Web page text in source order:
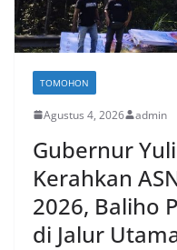
TOMOHON
Agustus 4, 2026 admin
Gubernur
Kerahkan
2026, Baliho
di Jalur